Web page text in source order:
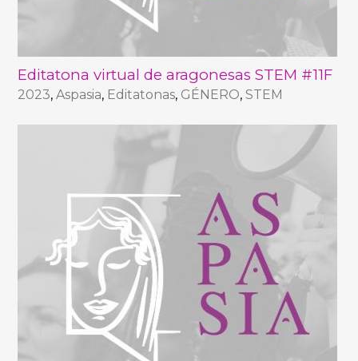
Editatona virtual de aragonesas STEM #11F
2023,Aspasia, Editatonas, GÉNERO,STEM